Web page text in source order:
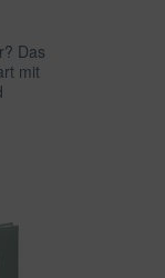
Das
mit